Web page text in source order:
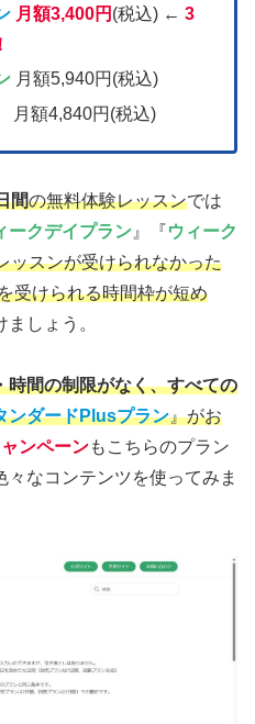
月額3,400円 (税込) ←3
月額5,940円(税込)
額4,840円(税込)
間の無料体験レッスンでは
ークデイプラン 』『ウィーク
ッスンが受けられなかった
受けられる時間枠が短め
しょう。
時間の制限がなく、すべての
ンダードPlusプラン』がお
ンペーンもこちらのプラン
なコンテンツを使ってみま